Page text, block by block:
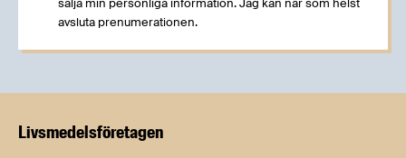
sälja min personliga information. Jag kan när som helst
avsluta prenumerationen.
Livsmedels­företagen